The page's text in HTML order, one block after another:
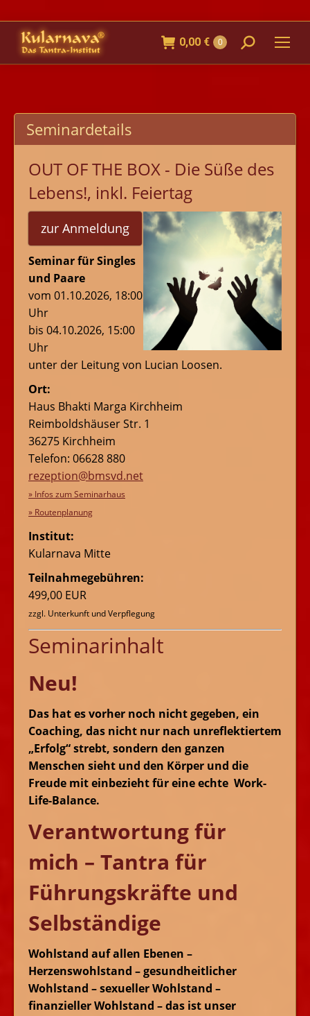
0,00 € 0 Search:
Seminardetails
OUT OF THE BOX - Die Süße des
Lebens!, inkl. Feiertag
zur Anmeldung
Seminar für Singles
und Paare
vom 01.10.2026, 18:00
Uhr
bis 04.10.2026, 15:00
Uhr
unter der Leitung von Lucian Loosen.
Ort:
Haus Bhakti Marga Kirchheim
Reimboldshäuser Str. 1
36275 Kirchheim
Telefon: 06628 880
rezeption@bmsvd.net
» Infos zum Seminarhaus
» Routenplanung
Institut:
Kularnava Mitte
Teilnahmegebühren:
499,00 EUR
zzgl. Unterkunft und Verpflegung
Seminarinhalt
Neu!
Das hat es vorher noch nicht gegeben, ein
Coaching, das nicht nur nach unreflektiertem
„Erfolg“ strebt, sondern den ganzen
Menschen sieht und den Körper und die
Freude mit einbezieht für eine echte Work-
Life-Balance.
Verantwortung für
mich – Tantra für
Führungskräfte und
Selbständige
Wohlstand auf allen Ebenen –
Herzenswohlstand – gesundheitlicher
Wohlstand – sexueller Wohlstand –
finanzieller Wohlstand – das ist unser